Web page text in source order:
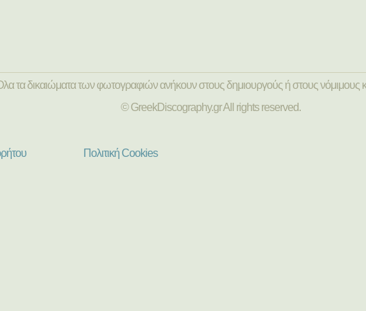
τα δικαιώματα των φωτογραφιών ανήκουν στους δημιουργούς ή στους νόμιμους
© GreekDiscography.gr All rights reserved.
Πολιτική Cookies